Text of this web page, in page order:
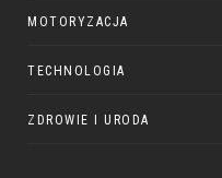
MOTORYZACJA
TECHNOLOGIA
ZDROWIE I URODA